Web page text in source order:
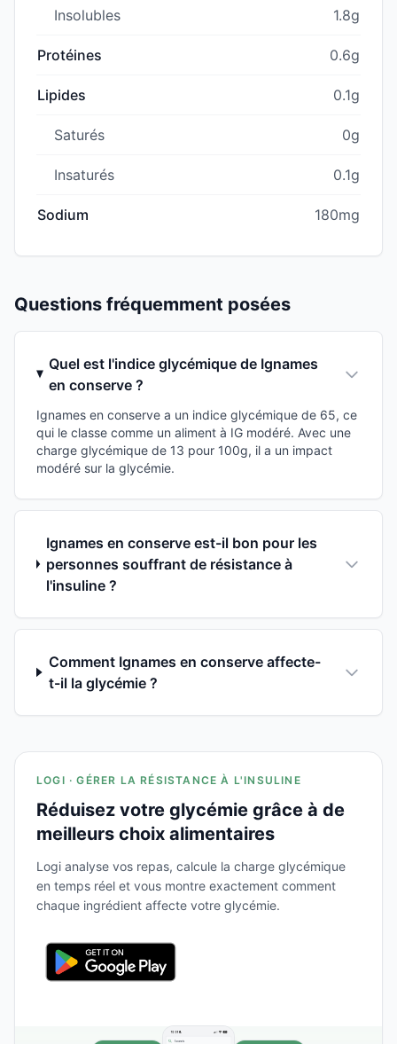
Insolubles 1.8g
Protéines 0.6g
Lipides 0.1g
Saturés 0g
Insaturés 0.1g
Sodium 180mg
Questions fréquemment posées
Quel est l'indice glycémique de Ignames
en conserve ?
Ignames en conserve a un indice glycémique de 65, ce
qui le classe comme un aliment à IG modéré. Avec une
charge glycémique de 13 pour 100g, il a un impact
modéré sur la glycémie.
Ignames en conserve est-il bon pour les
personnes souffrant de résistance à
l'insuline ?
Comment Ignames en conserve affecte-
t-il la glycémie ?
LOGI · GÉRER LA RÉSISTANCE À L'INSULINE
Réduisez votre glycémie grâce à de
meilleurs choix alimentaires
Logi analyse vos repas, calcule la charge glycémique
en temps réel et vous montre exactement comment
chaque ingrédient affecte votre glycémie.